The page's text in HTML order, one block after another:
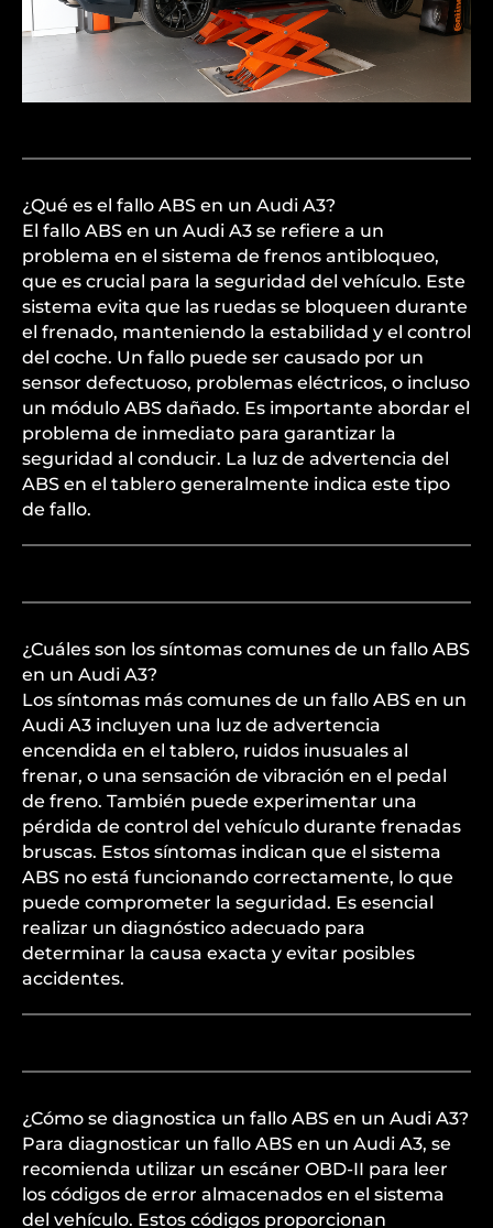
¿Qué es el fallo ABS en un Audi A3?
El fallo ABS en un Audi A3 se refiere a un
problema en el sistema de frenos antibloqueo,
que es crucial para la seguridad del vehículo. Este
sistema evita que las ruedas se bloqueen durante
el frenado, manteniendo la estabilidad y el control
del coche. Un fallo puede ser causado por un
sensor defectuoso, problemas eléctricos, o incluso
un módulo ABS dañado. Es importante abordar el
problema de inmediato para garantizar la
seguridad al conducir. La luz de advertencia del
ABS en el tablero generalmente indica este tipo
de fallo.
¿Cuáles son los síntomas comunes de un fallo ABS
en un Audi A3?
Los síntomas más comunes de un fallo ABS en un
Audi A3 incluyen una luz de advertencia
encendida en el tablero, ruidos inusuales al
frenar, o una sensación de vibración en el pedal
de freno. También puede experimentar una
pérdida de control del vehículo durante frenadas
bruscas. Estos síntomas indican que el sistema
ABS no está funcionando correctamente, lo que
puede comprometer la seguridad. Es esencial
realizar un diagnóstico adecuado para
determinar la causa exacta y evitar posibles
accidentes.
¿Cómo se diagnostica un fallo ABS en un Audi A3?
Para diagnosticar un fallo ABS en un Audi A3, se
recomienda utilizar un escáner OBD-II para leer
los códigos de error almacenados en el sistema
del vehículo. Estos códigos proporcionan